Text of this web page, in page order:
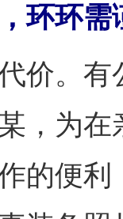
环需
有公
，为在
的便